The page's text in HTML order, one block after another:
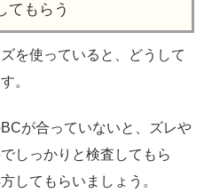
てもらう
を使っていると、どうして
。
が合っていないと、ズレや
しっかりと検査してもら
してもらいましょう。